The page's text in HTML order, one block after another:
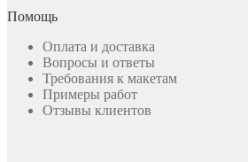
Помощь
Оплата и доставка
Вопросы и ответы
Требования к макетам
Примеры работ
Отзывы клиентов